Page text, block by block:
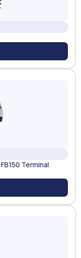
Terminal